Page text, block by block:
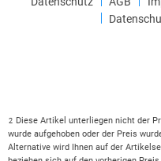
2
Diese Artikel unterliegen nicht der
wurde aufgehoben oder der Preis
Alternative wird Ihnen auf der